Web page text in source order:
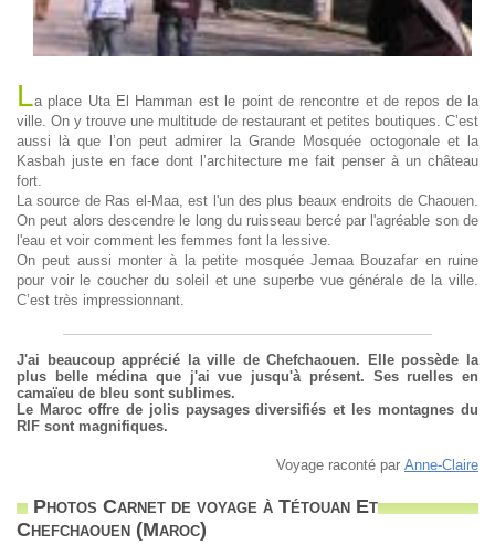
La place Uta El Hamman est le point de rencontre et de repos de la
ville. On y trouve une multitude de restaurant et petites boutiques. C’est
aussi là que l’on peut admirer la Grande Mosquée octogonale et la
Kasbah juste en face dont l’architecture me fait penser à un château
fort.
La source de Ras el-Maa, est l'un des plus beaux endroits de Chaouen.
On peut alors descendre le long du ruisseau bercé par l'agréable son de
l'eau et voir comment les femmes font la lessive.
On peut aussi monter à la petite mosquée Jemaa Bouzafar en ruine
pour voir le coucher du soleil et une superbe vue générale de la ville.
C’est très impressionnant.
J'ai beaucoup apprécié la ville de Chefchaouen. Elle possède la
plus belle médina que j'ai vue jusqu'à présent. Ses ruelles en
camaïeu de bleu sont sublimes.
Le Maroc offre de jolis paysages diversifiés et les montagnes du
RIF sont magnifiques.
Voyage raconté par Anne-Claire
Photos Carnet de voyage à Tétouan Et
Chefchaouen (Maroc)